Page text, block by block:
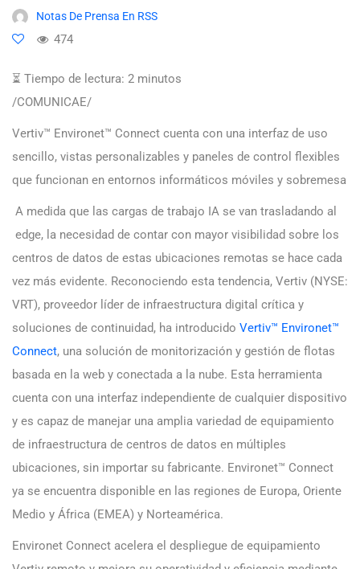
Notas De Prensa En RSS
474
⏳ Tiempo de lectura: 2 minutos
/COMUNICAE/
Vertiv™ Environet™ Connect cuenta con una interfaz de uso
sencillo, vistas personalizables y paneles de control flexibles
que funcionan en entornos informáticos móviles y sobremesa
A medida que las cargas de trabajo IA se van trasladando al
edge, la necesidad de contar con mayor visibilidad sobre los
centros de datos de estas ubicaciones remotas se hace cada
vez más evidente. Reconociendo esta tendencia, Vertiv (NYSE:
VRT), proveedor líder de infraestructura digital crítica y
soluciones de continuidad, ha introducido Vertiv™ Environet™
Connect, una solución de monitorización y gestión de flotas
basada en la web y conectada a la nube. Esta herramienta
cuenta con una interfaz independiente de cualquier dispositivo
y es capaz de manejar una amplia variedad de equipamiento
de infraestructura de centros de datos en múltiples
ubicaciones, sin importar su fabricante. Environet™ Connect
ya se encuentra disponible en las regiones de Europa, Oriente
Medio y África (EMEA) y Norteamérica.
Environet Connect acelera el despliegue de equipamiento